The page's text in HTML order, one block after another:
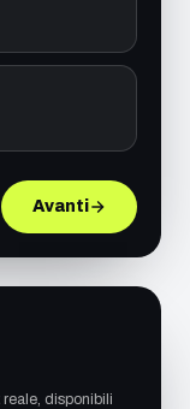
Avanti
disponibili